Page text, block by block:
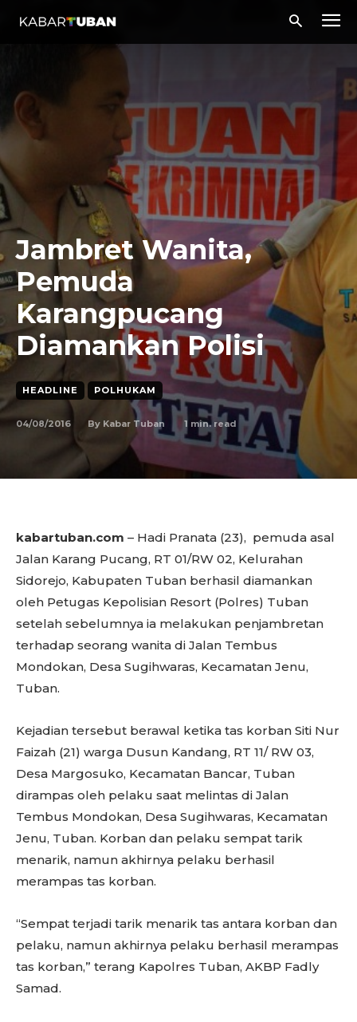
Jambret Wanita,
Pemuda
Karangpucang
Diamankan Polisi
HEADLINE POLHUKAM
04/08/2016 By Kabar Tuban 1 min. read
kabartuban.com – Hadi Pranata (23), pemuda asal
Jalan Karang Pucang, RT 01/RW 02, Kelurahan
Sidorejo, Kabupaten Tuban berhasil diamankan
oleh Petugas Kepolisian Resort (Polres) Tuban
setelah sebelumnya ia melakukan penjambretan
terhadap seorang wanita di Jalan Tembus
Mondokan, Desa Sugihwaras, Kecamatan Jenu,
Tuban.
Kejadian tersebut berawal ketika tas korban Siti Nur
Faizah (21) warga Dusun Kandang, RT 11/ RW 03,
Desa Margosuko, Kecamatan Bancar, Tuban
dirampas oleh pelaku saat melintas di Jalan
Tembus Mondokan, Desa Sugihwaras, Kecamatan
Jenu, Tuban. Korban dan pelaku sempat tarik
menarik, namun akhirnya pelaku berhasil
merampas tas korban.
“Sempat terjadi tarik menarik tas antara korban dan
pelaku, namun akhirnya pelaku berhasil merampas
tas korban,” terang Kapolres Tuban, AKBP Fadly
Samad.